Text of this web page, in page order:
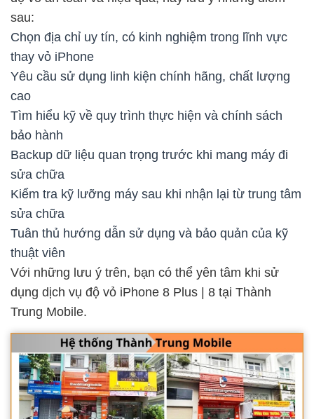
sau:
Chọn địa chỉ uy tín, có kinh nghiệm trong lĩnh vực
thay vỏ iPhone
Yêu cầu sử dụng linh kiện chính hãng, chất lượng
cao
Tìm hiểu kỹ về quy trình thực hiện và chính sách
bảo hành
Backup dữ liệu quan trọng trước khi mang máy đi
sửa chữa
Kiểm tra kỹ lưỡng máy sau khi nhận lại từ trung tâm
sửa chữa
Tuân thủ hướng dẫn sử dụng và bảo quản của kỹ
thuật viên
Với những lưu ý trên, bạn có thể yên tâm khi sử
dụng dịch vụ độ vỏ iPhone 8 Plus | 8 tại Thành
Trung Mobile.